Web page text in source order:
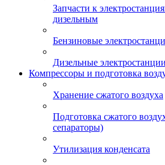
Запчасти к
дизельным
Бензиновые
Дизельные электростанции
Компрессоры и подготовка
Хранение сжатого воздуха
Подготовка сжатого
сепараторы)
Утилизация конденсата